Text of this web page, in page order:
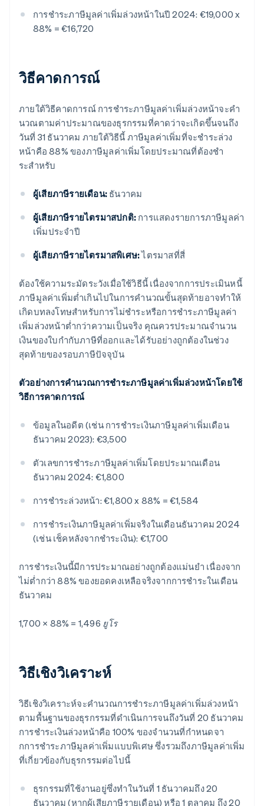
การชําระภาษีมูลค่าเพิ่มล่วงหน้าในปี 2024: €19,000 x
88% = €16,720
วิธีคาดการณ์
ภายใต้วิธีคาดการณ์ การชำระภาษีมูลค่าเพิ่มล่วงหน้าจะคํา
นวณตามค่าประมาณของธุรกรรมที่คาดว่าจะเกิดขึ้นจนถึง
วันที่ 31 ธันวาคม ภายใต้วิธีนี้ ภาษีมูลค่าเพิ่มที่จะชําระล่วง
หน้าคือ 88% ของภาษีมูลค่าเพิ่มโดยประมาณที่ต้องชํา
ระสําหรับ
ผู้เสียภาษีรายเดือน: ธันวาคม
ผู้เสียภาษีรายไตรมาสปกติ: การแสดงรายการภาษีมูลค่า
เพิ่มประจําปี
ผู้เสียภาษีรายไตรมาสพิเศษ:ไตรมาสที่สี่
ต้องใช้ความระมัดระวังเมื่อใช้วิธีนี้ เนื่องจากการประเมินหนี้
ภาษีมูลค่าเพิ่มต่ำเกินไปในการคํานวณขั้นสุดท้ายอาจทําให้
เกิดบทลงโทษสําหรับการไม่ชําระหรือการชําระภาษีมูลค่า
เพิ่มล่วงหน้าต่ำกว่าความเป็นจริง คุณควรประมาณจํานวน
เงินของใบกำกับภาษีที่ออกและได้รับอย่างถูกต้องในช่วง
สุดท้ายของรอบภาษีปัจจุบัน
ตัวอย่างการคํานวณการชำระภาษีมูลค่าเพิ่มล่วงหน้าโดยใช้
วิธีการคาดการณ์
ข้อมูลในอดีต (เช่น การชําระเงินภาษีมูลค่าเพิ่มเดือน
ธันวาคม 2023): €3,500
ตัวเลขการชําระภาษีมูลค่าเพิ่มโดยประมาณเดือน
ธันวาคม 2024: €1,800
การชําระล่วงหน้า: €1,800 x 88% = €1,584
การชําระเงินภาษีมูลค่าเพิ่มจริงในเดือนธันวาคม 2024
(เช่น เช็คหลังจากชําระเงิน): €1,700
การชําระเงินนี้มีการประมาณอย่างถูกต้องแม่นยํา เนื่องจาก
ไม่ต่ำกว่า 88% ของยอดคงเหลือจริงจากการชำระในเดือน
ธันวาคม
1,700 × 88% = 1,496 ยูโร
วิธีเชิงวิเคราะห์
วิธีเชิงวิเคราะห์จะคํานวณการชำระภาษีมูลค่าเพิ่มล่วงหน้า
ตามพื้นฐานของธุรกรรมที่ดําเนินการจนถึงวันที่ 20 ธันวาคม
การชําระเงินล่วงหน้าคือ 100% ของจํานวนที่กําหนดจา
กการชําระภาษีมูลค่าเพิ่มแบบพิเศษ ซึ่งรวมถึงภาษีมูลค่าเพิ่ม
ที่เกี่ยวข้องกับธุรกรรมต่อไปนี้
ธุรกรรมที่ใช้งานอยู่ซึ่งทําในวันที่ 1 ธันวาคมถึง 20
ธันวาคม (หากผู้เสียภาษีรายเดือน) หรือ 1 ตุลาคม ถึง 20